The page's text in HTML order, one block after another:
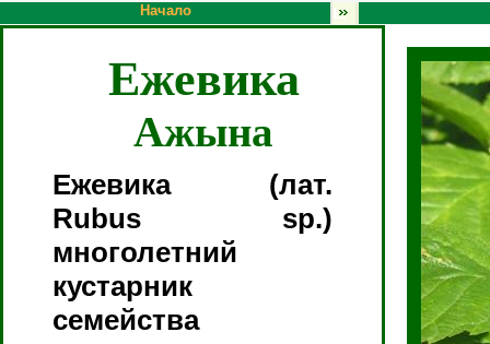
Начало
Ежевика
Ажына
Ежевика (лат.
Rubus sp.)
многолетний
кустарник
семейства